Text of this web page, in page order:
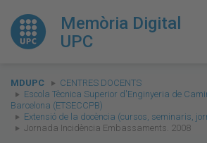
Memòria Digital
UPC
You
are
here:
MDUPC
CENTRES DOCENTS
Escola Tècnica Superior d'Enginyeria de
Barcelona (ETSECCPB)
Extensió de la docència (cursos, seminaris,
Jornada Incidència Embassaments. 2008